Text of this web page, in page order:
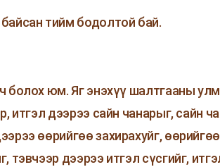
тийм бодолтой бай.
болох юм. Яг энэхүү шалтгааны
итгэл дээрээ сайн чанарыг, сайн
өөрийгөө захирахуйг, өөрийгөө
тэвчээр дээрээ итгэл сүсгийг,